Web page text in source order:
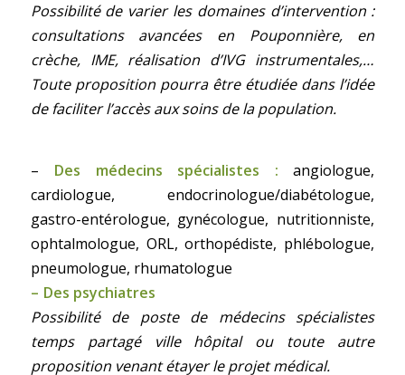
Possibilité de varier les domaines d’intervention :
consultations avancées en Pouponnière, en
crèche, IME, réalisation d’IVG instrumentales,…
Toute proposition pourra être étudiée dans l’idée
de faciliter l’accès aux soins de la population.
– Des médecins spécialistes : angiologue,
cardiologue, endocrinologue/diabétologue,
gastro-entérologue, gynécologue, nutritionniste,
ophtalmologue, ORL, orthopédiste, phlébologue,
pneumologue, rhumatologue
– Des psychiatres
Possibilité de poste de médecins spécialistes
temps partagé ville hôpital ou toute autre
proposition venant étayer le projet médical.